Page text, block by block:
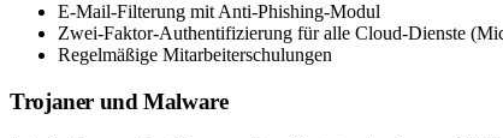
E-Mail-Filterung mit Anti-Phishing-Modul
Zwei-Faktor-Authentifizierung für alle Cloud-Dienste
Regelmäßige Mitarbeiterschulungen
Trojaner und Malware